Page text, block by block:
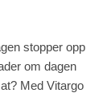
stopper opp
om dagen
Med Vitargo